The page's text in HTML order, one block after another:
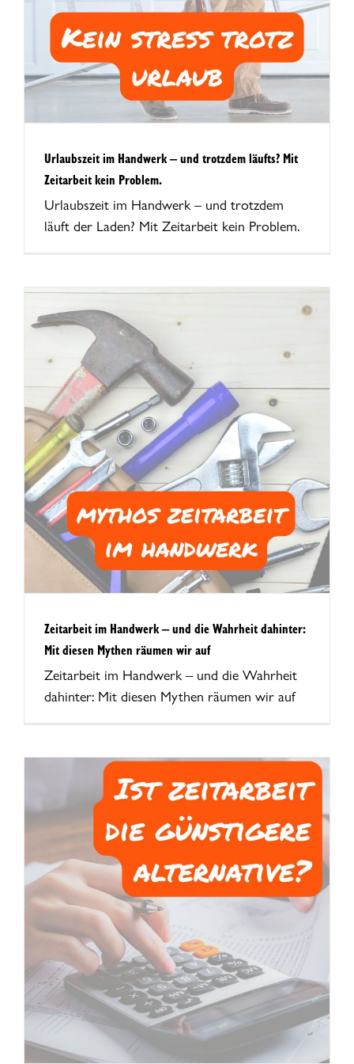
Urlaubszeit im Handwerk – und trotzdem läufts? Mit
Zeitarbeit kein Problem.
Urlaubszeit im Handwerk – und trotzdem
läuft der Laden? Mit Zeitarbeit kein Problem.
Zeitarbeit im Handwerk – und die Wahrheit dahinter:
Mit diesen Mythen räumen wir auf
Zeitarbeit im Handwerk – und die Wahrheit
dahinter: Mit diesen Mythen räumen wir auf